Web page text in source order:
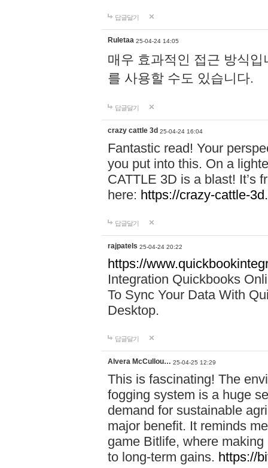
답글달기
Ruletaa 25-04-24 14:05
매우 효과적인 접근 방식입
를 사용할 수도 있습니다.
답글달기
crazy cattle 3d 25-04-24 16:04
Fantastic read! Your
you put into this. On a
CATTLE 3D is a blast! It’s
here: https://crazy-cattle-
답글달기
rajpatels 25-04-24 20:22
https://
Integration Quickbooks
To Sync Your Data With
Desktop.
답글달기
Alvera McCullou… 25-04-25 12:29
This is fascinating! The
fogging system is a huge
demand for sustainable
major benefit. It reminds
game Bitlife, where
to long-term gains. https://